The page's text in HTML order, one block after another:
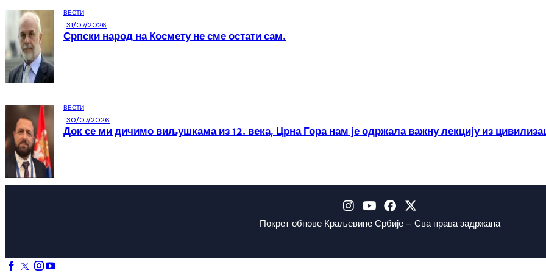
ВЕСТИ
31/07/2026
Српски народ на Космету не сме остати сам.
ВЕСТИ
30/07/2026
Док се ми дичимо виљушкама из 12. века, Црна Гора нам је одржала важну лекцију из
Покрет обнове Краљевине Србије – Сва права задржана